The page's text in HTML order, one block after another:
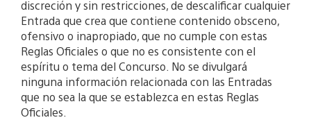
discreción y sin restricciones, de descalificar cualquier
Entrada que crea que contiene contenido obsceno,
ofensivo o inapropiado, que no cumple con estas
Reglas Oficiales o que no es consistente con el
espíritu o tema del Concurso. No se divulgará
ninguna información relacionada con las Entradas
que no sea la que se establezca en estas Reglas
Oficiales.